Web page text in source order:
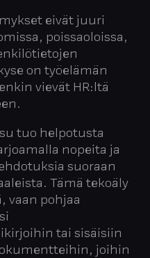
eivät juuri
poissaoloissa,
on työelämän
vievät HR:ltä
tuo helpotusta
nopeita ja
suoraan
Tämä tekoäly
vaan pohjaa
tai sisäisiin
joihin